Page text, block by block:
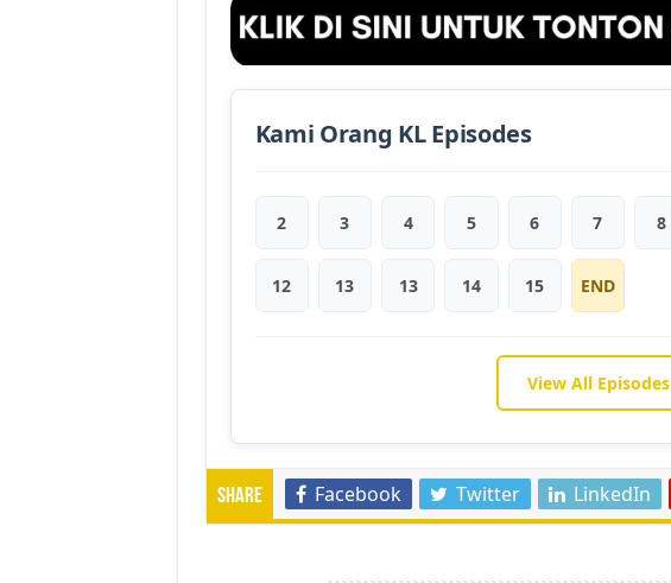
Kami Orang KL Episodes
2 3 4 5 6 7 8
12 13 13 14 15 END
View All Episodes
Share Facebook Twitter LinkedIn